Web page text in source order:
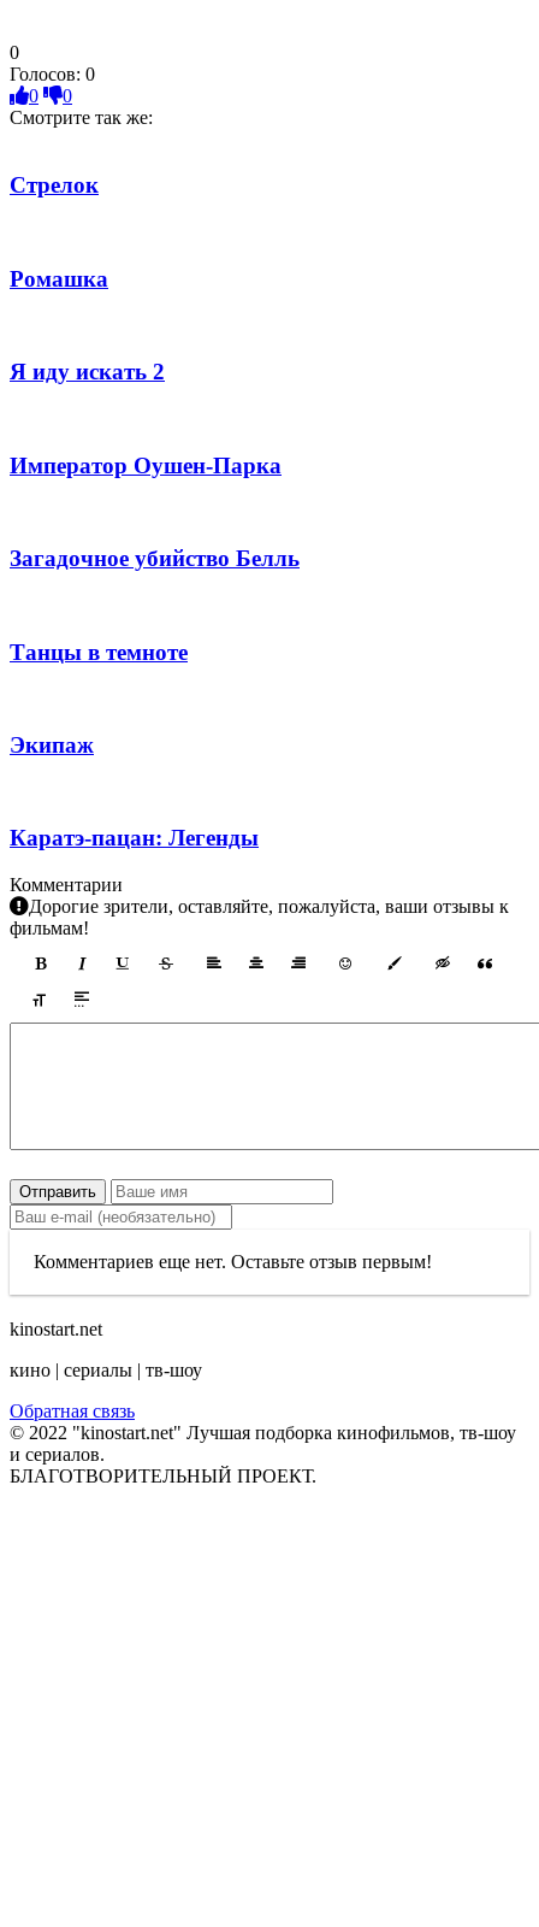
0
Голосов: 0
0
0
Смотрите так же:
Стрелок
Ромашка
Я иду искать 2
Император Оушен-Парка
Загадочное убийство Белль
Танцы в темноте
Экипаж
Каратэ-пацан: Легенды
Комментарии
Дорогие зрители, оставляйте, пожалуйста, ваши отзывы к
фильмам!
Отправить
Комментариев еще нет. Оставьте отзыв первым!
kinostart.net
кино | сериалы | тв-шоу
Обратная связь
© 2022 "kinostart.net" Лучшая подборка кинофильмов, тв-шоу
и сериалов.
БЛАГОТВОРИТЕЛЬНЫЙ ПРОЕКТ.